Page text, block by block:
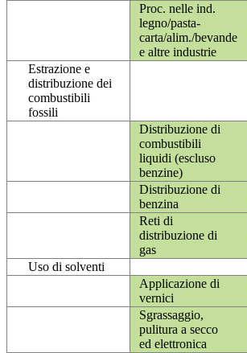
Proc. nelle ind.
legno/pasta-
carta/alim./bevande
e altre industrie
Estrazione e
distribuzione dei
combustibili
fossili
Distribuzione di
combustibili
liquidi (escluso
benzine)
Distribuzione di
benzina
Reti di
distribuzione di
gas
Uso di solventi
Applicazione di
vernici
Sgrassaggio,
pulitura a secco
ed elettronica